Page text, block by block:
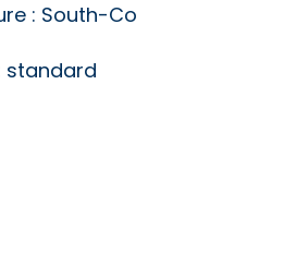
: South-Co
standard